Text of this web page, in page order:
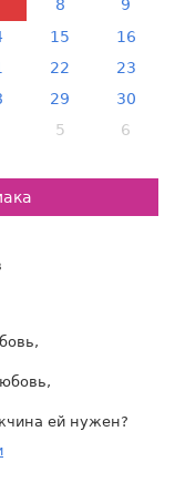
8
9
15
16
22
23
29
30
5 6
ей нужен?